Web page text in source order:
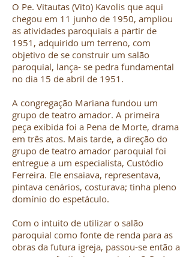
O Pe. Vitautas (Vito) Kavolis que aqui
chegou em 11 junho de 1950, ampliou
as atividades paroquiais a partir de
1951, adquirido um terreno, com
objetivo de se construir um salão
paroquial, lança- se pedra fundamental
no dia 15 de abril de 1951.
A congregação Mariana fundou um
grupo de teatro amador. A primeira
peça exibida foi a Pena de Morte, drama
em três atos. Mais tarde, a direção do
grupo de teatro amador paroquial foi
entregue a um especialista, Custódio
Ferreira. Ele ensaiava, representava,
pintava cenários, costurava; tinha pleno
domínio do espetáculo.
Com o intuito de utilizar o salão
paroquial como fonte de renda para as
obras da futura igreja, passou-se então a